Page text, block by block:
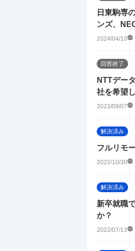
日東駒専
ンズ、
2024/04/10
回答終了
NTTデー
社を希望
2023/09/07
解決済み
フルリモ
2022/10/30
解決済み
新卒就職
か？
2022/07/13